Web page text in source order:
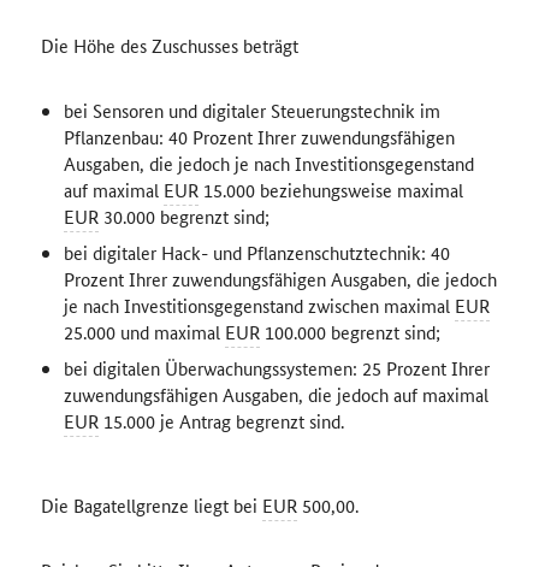
Die Höhe des Zuschusses beträgt
bei Sensoren und digitaler Steuerungstechnik im
Pflanzenbau: 40 Prozent Ihrer zuwendungsfähigen
Ausgaben, die jedoch je nach Investitionsgegenstand
auf maximal EUR15.000 beziehungsweise maximal
EUR30.000 begrenzt sind;
bei digitaler Hack- und Pflanzenschutztechnik: 40
Prozent Ihrer zuwendungsfähigen Ausgaben, die jedoch
je nach Investitionsgegenstand zwischen maximal EUR
25.000 und maximal EUR100.000 begrenzt sind;
bei digitalen Überwachungssystemen: 25 Prozent Ihrer
zuwendungsfähigen Ausgaben, die jedoch auf maximal
EUR15.000 je Antrag begrenzt sind.
Die Bagatellgrenze liegt bei EUR500,00.